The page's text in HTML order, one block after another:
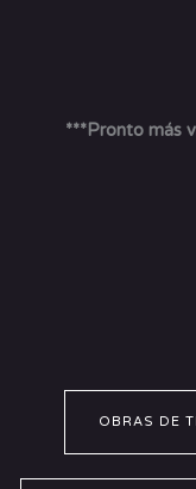
***Pronto más
OBRAS DE